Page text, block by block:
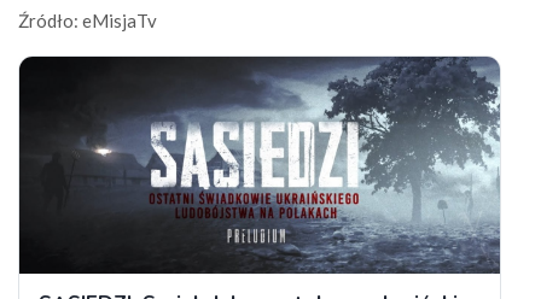
Źródło: eMisjaTv